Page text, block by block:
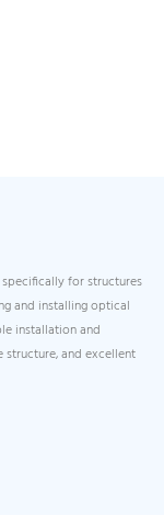
for structures
and installing optical
installation and
and excellent